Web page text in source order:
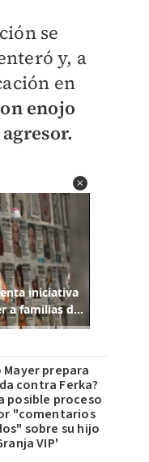
se
y, a
en
enojo
Mayer prepara
contra Ferka?
posible proceso
"comentarios
sobre su hijo
VIP'